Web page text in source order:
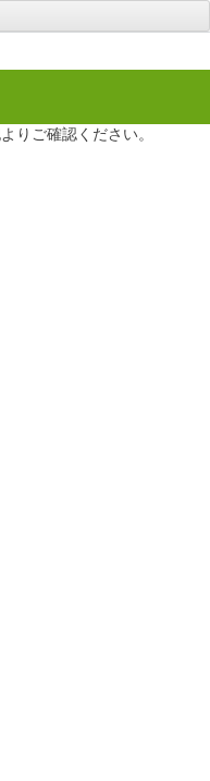
りご確認ください。